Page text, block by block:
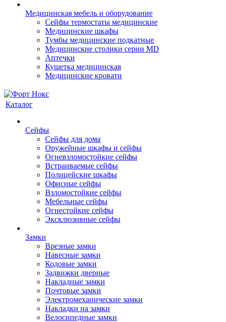
Медицинская мебель и оборудование
Сейфы термостаты медицинские
Медицинские шкафы
Тумбы медицинские подкатные
Медицинские столики серии MD
Аптечки
Кушетка медицинская
Медицинские кровати
Каталог
Сейфы
Сейфы для дома
Оружейные шкафы и сейфы
Огневзломостойкие сейфы
Встраиваемые сейфы
Полицейские шкафы
Офисные сейфы
Взломостойкие сейфы
Мебельные сейфы
Огнестойкие сейфы
Эксклюзивные сейфы
Замки
Врезные замки
Навесные замки
Кодовые замки
Задвижки дверные
Накладные замки
Почтовые замки
Электромеханические замки
Накладки на замки
Велосипедные замки